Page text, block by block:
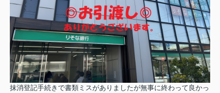
抹消登記手続きで書類ミスがありましたが無事に終わって良かっ